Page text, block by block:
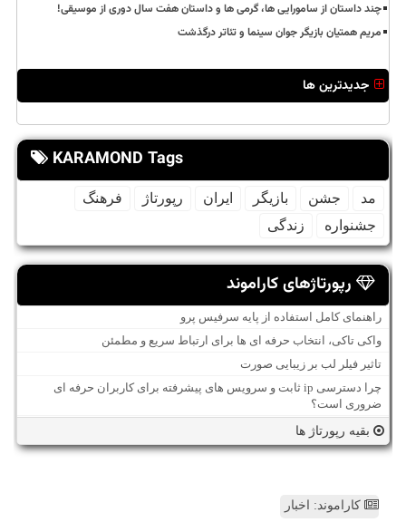
چند داستان از سامورایی ها، گرمی ها و داستان هفت سال دوری از موسیقی!
مریم همتیان بازیگر جوان سینما و تئاتر درگذشت
جدیدترین ها
KARAMOND Tags
مد جشن بازیگر ایران رپورتاژ
فرهنگ
جشنواره
زندگی
رپورتاژهای کاراموند
راهنمای کامل استفاده از پایه سرفیس پرو
واکی تاکی، انتخاب حرفه ای ها برای ارتباط سریع و مطمئن
تاثیر فیلر لب بر زیبایی صورت
چرا دسترسی ip ثابت و سرویس های پیشرفته برای کاربران حرفه ای
ضروری است؟
بقیه رپورتاژ ها
کاراموند: اخبار